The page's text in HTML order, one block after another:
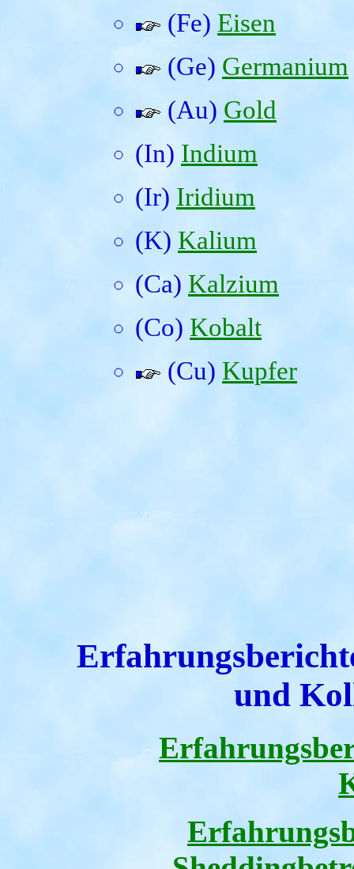
(Fe) Eisen
(Ge) Germanium
(Au) Gold
(In) Indium
(Ir) Iridium
(K) Kalium
(Ca) Kalzium
(Co) Kobalt
(Cu) Kupfer
und